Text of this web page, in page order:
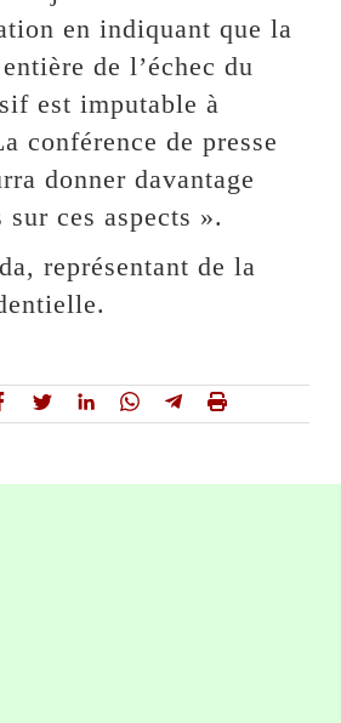
en indiquant que la
de l’échec du
est imputable à
conférence de presse
donner davantage
ces aspects ».
représentant de la